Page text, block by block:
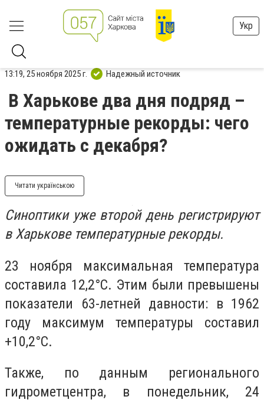
Укр
13:19, 25 ноября 2025 г. Надежный источник
В Харькове два дня подряд –
температурные рекорды: чего
ожидать с декабря?
Читати українською
Синоптики уже второй день регистрируют
в Харькове температурные рекорды.
23 ноября максимальная температура
составила 12,2°С. Этим были превышены
показатели 63-летней давности: в 1962
году максимум температуры составил
+10,2°С.
Также, по данным регионального
гидрометцентра, в понедельник, 24